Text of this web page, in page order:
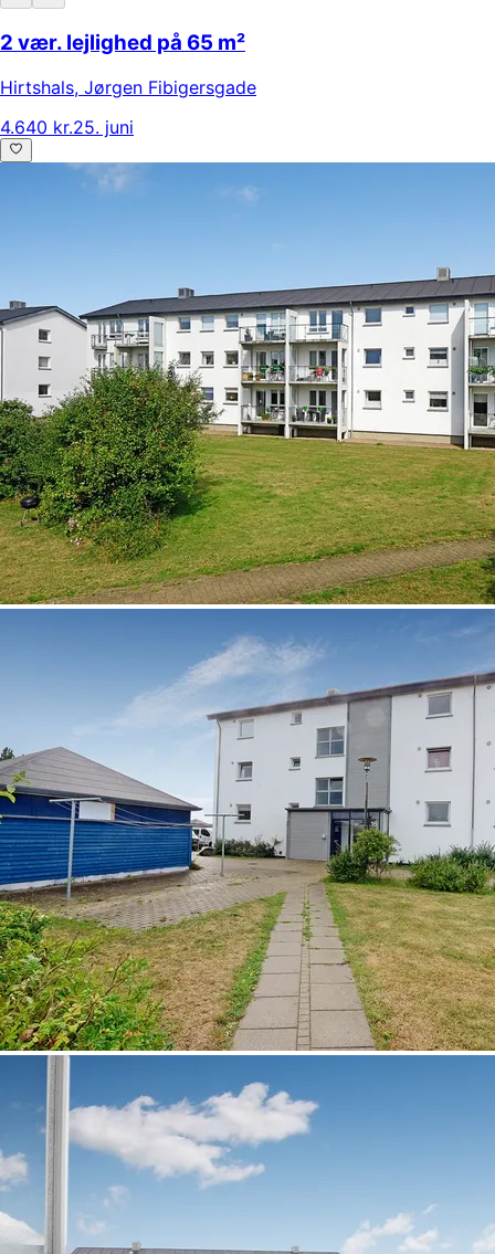
2 vær. lejlighed på 65 m²
Hirtshals, Jørgen Fibigersgade
4.640 kr.25. juni